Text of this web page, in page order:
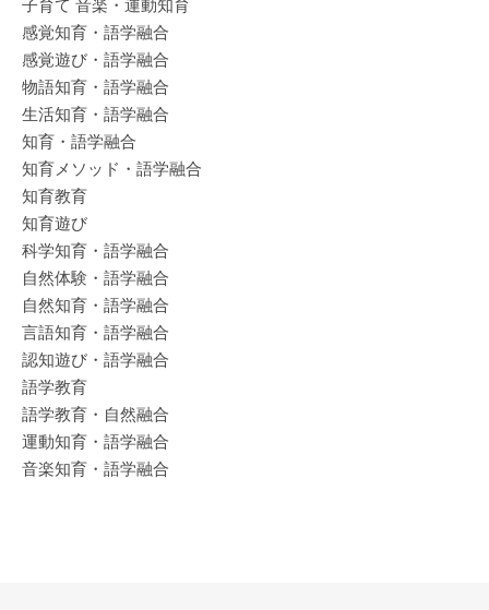
子育て 音楽・運動知育
感覚知育・語学融合
感覚遊び・語学融合
物語知育・語学融合
生活知育・語学融合
知育・語学融合
知育メソッド・語学融合
知育教育
知育遊び
科学知育・語学融合
自然体験・語学融合
自然知育・語学融合
言語知育・語学融合
認知遊び・語学融合
語学教育
語学教育・自然融合
運動知育・語学融合
音楽知育・語学融合